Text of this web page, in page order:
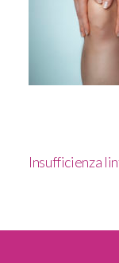
Insufficienza